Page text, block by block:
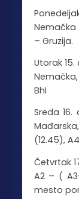
Nemačka
– Gruzija.
Utorak
BhI
Sreda
(12.45),
Četvrtak
A2 – (
mesto